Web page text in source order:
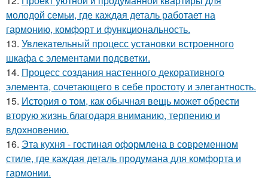
молодой семьи, где каждая деталь работает на
гармонию, комфорт и функциональность.
13. Увлекательный процесс установки встроенного
шкафа с элементами подсветки.
14. Процесс создания настенного декоративного
элемента, сочетающего в себе простоту и элегантность.
15. История о том, как обычная вещь может обрести
вторую жизнь благодаря вниманию, терпению и
вдохновению.
16. Эта кухня - гостиная оформлена в современном
стиле, где каждая деталь продумана для комфорта и
гармонии.